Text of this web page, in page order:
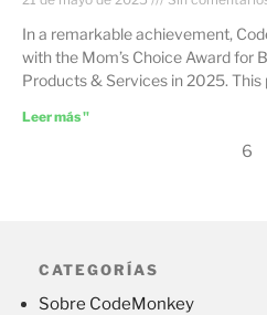
In a remarkable achievement,
with the Mom’s Choice Award for
Products & Services in 2025. This
Leer más "
6
CATEGORÍAS
Sobre CodeMonkey